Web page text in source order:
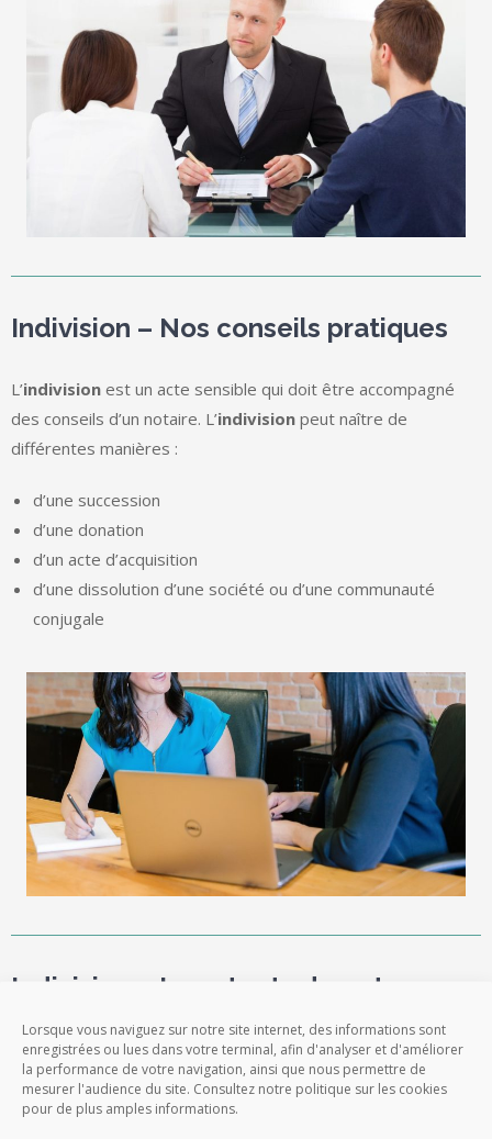
Lorsque vous naviguez sur notre site internet, des informations sont
enregistrées ou lues dans votre terminal, afin d'analyser et d'améliorer
la performance de votre navigation, ainsi que nous permettre de
mesurer l'audience du site. Consultez notre politique sur les cookies
pour de plus amples informations.
Indivision – Nos conseils pratiques
L’indivision est un acte sensible qui doit être accompagné
des conseils d’un notaire. L’indivision peut naître de
différentes manières :
d’une succession
d’une donation
d’un acte d’acquisition
d’une dissolution d’une société ou d’une communauté
conjugale
Indivision – Les atouts de note
L’étude denotaires de Paris 17GUILBAUD MALAMUD
MERCIER MOUSSAY COLOMBIER est à vos côtés pour vous